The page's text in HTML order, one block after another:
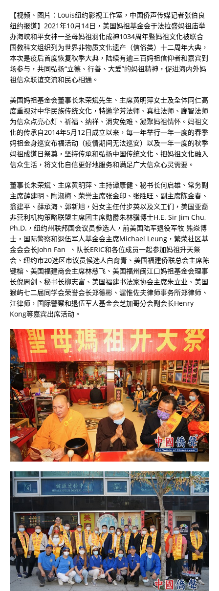
【视频、图片：Louis纽约影视工作室，中国侨声传媒记者张伯良
纽约报道】2021年10月14日，美国妈祖基金会于法拉盛妈祖庙举
办海峡和平女神一圣母妈祖羽化成神1034周年暨妈祖文化被联合
国教科文组织列为世界非物质文化遗产（信俗类）十二周年大典，
本次是疫后首度恢复秋季大典，陆续有逾三百妈祖信仰者和嘉宾到
场参与，共同弘扬“立德、行善、大爱”的妈祖精神，促进海内外妈
祖信众联谊交流和民心相通。
美国妈祖基金会董事长朱荣斌先生、主席黄明萍女士及全体同仁高
度重视对中华民族传统文化，特邀学芳法师、真柱法师、廊智法师
为信众点亮心灯、祈福、纳祥、消灾免难、凝聚妈祖情怀。妈祖文
化的传承自2014年5月12日成立以来，每一年举行一年一度的春季
妈祖金身巡安布福活动（疫情期间无法巡安）以及一年一度的秋季
妈祖成道日祭奠，坚持传承和弘扬中国传统文化、把妈祖文化融入
信众生活，将文化自信更好地服务和满足广大信众心灵需要。
董事长朱荣斌、主席黄明萍、主持谭康健、秘书长何启雄、常务副
主席薛建明、陶淑梅、荣誉主席张金印、张胜旺、副主席陈金春、
翁建平、薛承海、郭新旭，妇女主任付步英以及义工们，美国亚裔
非营利机构策略联盟主席团主席勋爵朱林骥博士H.E. Sir Jim Chu,
Ph.D. ，纽约州联邦国会议员参选人，前美国陆军退役军牧 熊焱博
士，国际警察和退伍军人基金会主席Michael Leung ，繁荣社区基
金会会长John Fan 、队长ERIC和各位成员一起参加妈祖升天祭
会、纽约市20选区市议员候选人白育青、美国福建侨联总会主席陈
键榕、美国福建商会主席林慈飞、美国福州闽江口妈祖基金会理事
长倪周剑、秘书长柳志富、美国福建书法家协会主席朱立业、美国
猴屿七二届同学会荣誉会长郑德彬、渥惟佐夫律师事务所郑律师、
江律师，国际警察和退伍军人基金会芝加哥分会副会长Henry
Kong等嘉宾出席活动。